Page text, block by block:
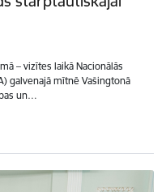
– vizītes laikā Nacionālās
galvenajā mītnē Vašingtonā
un…